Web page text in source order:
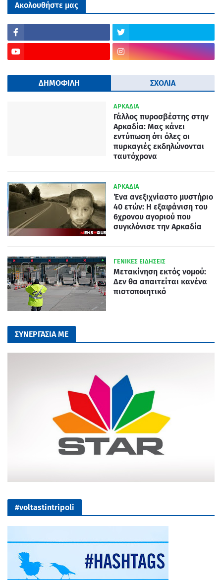
Ακολουθήστε μας
ΔΗΜΟΦΙΛΗ ΣΧΟΛΙΑ
ΑΡΚΑΔΙΑ
Γάλλος πυροσβέστης στην
Αρκαδία: Μας κάνει
εντύπωση ότι όλες οι
πυρκαγιές εκδηλώνονται
ταυτόχρονα
ΑΡΚΑΔΙΑ
Ένα ανεξιχνίαστο μυστήριο
40 ετών: Η εξαφάνιση του
6χρονου αγοριού που
συγκλόνισε την Αρκαδία
ΓΕΝΙΚΕΣ ΕΙΔΗΣΕΙΣ
Μετακίνηση εκτός νομού:
Δεν θα απαιτείται κανένα
πιστοποιητικό
ΣΥΝΕΡΓΑΣΙΑ ΜΕ
#voltastintripoli